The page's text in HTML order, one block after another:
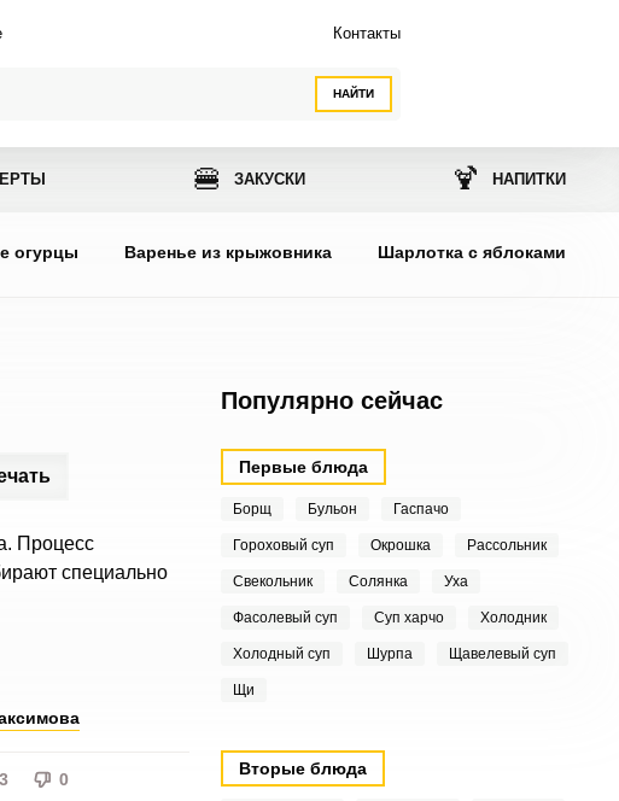
НАЙТИ
Контакты
🍔 ЗАКУСКИ 🍹 НАПИТКИ
огурцы Варенье из крыжовника Шарлотка с яблоками
Процесс
специально
3 0
Популярно сейчас
Первые блюда
Борщ Бульон Гаспачо
Гороховый суп Окрошка Рассольник
Свекольник Солянка Уха
Фасолевый суп Суп харчо Холодник
Холодный суп Шурпа Щавелевый суп
Щи
Вторые блюда